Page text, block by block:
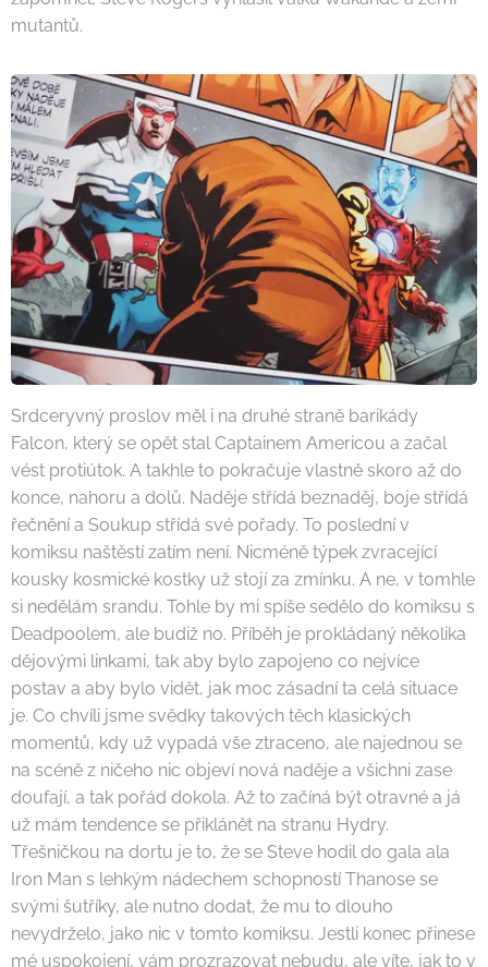
mutantů.
Srdceryvný proslov měl i na druhé straně barikády
Falcon, který se opět stal Captainem Americou a začal
vést protiútok. A takhle to pokračuje vlastně skoro až do
konce, nahoru a dolů. Naděje střídá beznaděj, boje střídá
řečnění a Soukup střídá své pořady. To poslední v
komiksu naštěstí zatím není. Nicméně týpek zvracející
kousky kosmické kostky už stojí za zmínku. A ne, v tomhle
si nedělám srandu. Tohle by mi spíše sedělo do komiksu s
Deadpoolem, ale budiž no. Příběh je prokládaný několika
dějovými linkami, tak aby bylo zapojeno co nejvíce
postav a aby bylo vidět, jak moc zásadní ta celá situace
je. Co chvíli jsme svědky takových těch klasických
momentů, kdy už vypadá vše ztraceno, ale najednou se
na scéně z ničeho nic objeví nová naděje a všichni zase
doufají, a tak pořád dokola. Až to začíná být otravné a já
už mám tendence se přiklánět na stranu Hydry.
Třešničkou na dortu je to, že se Steve hodil do gala ala
Iron Man s lehkým nádechem schopností Thanose se
svými šutříky, ale nutno dodat, že mu to dlouho
nevydrželo, jako nic v tomto komiksu. Jestli konec přinese
mé uspokojení, vám prozrazovat nebudu, ale víte, jak to v